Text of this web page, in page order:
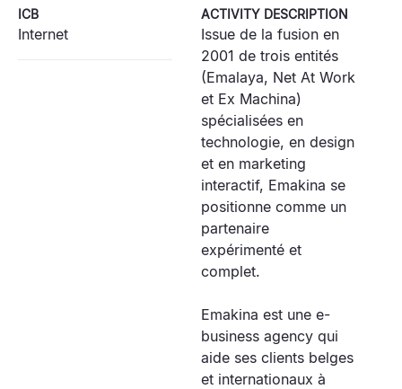
ICB
Internet
ACTIVITY DESCRIPTION
Issue de la fusion en
2001 de trois entités
(Emalaya, Net At Work
et Ex Machina)
spécialisées en
technologie, en design
et en marketing
interactif, Emakina se
positionne comme un
partenaire
expérimenté et
complet.
Emakina est une e-
business agency qui
aide ses clients belges
et internationaux à